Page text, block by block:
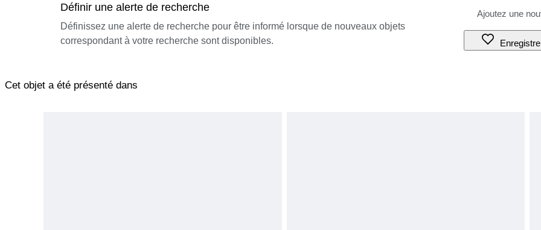
Définir une alerte de recherche
Définissez une alerte de recherche pour être informé lorsque de nouveaux objets
correspondant à votre recherche sont disponibles.
Cet objet a été présenté dans